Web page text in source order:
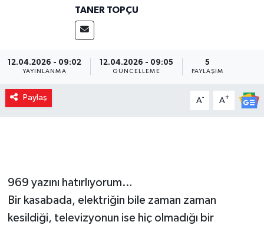
TANER TOPÇU
12.04.2026 - 09:02
YAYINLANMA
12.04.2026 - 09:05
GÜNCELLEME
5
PAYLAŞIM
Paylaş A- A+
969 yazını hatırlıyorum…
Bir kasabada, elektriğin bile zaman zaman
kesildiği, televizyonun ise hiç olmadığı bir